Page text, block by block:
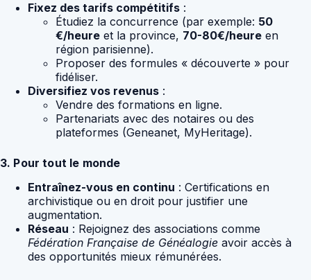
Fixez des tarifs compétitifs :
Étudiez la concurrence (par exemple: 50
€/heure et la province, 70-80€/heure en
région parisienne).
Proposer des formules « découverte » pour
fidéliser.
Diversifiez vos revenus :
Vendre des formations en ligne.
Partenariats avec des notaires ou des
plateformes (Geneanet, MyHeritage).
3. Pour tout le monde
Entraînez-vous en continu : Certifications en
archivistique ou en droit pour justifier une
augmentation.
Réseau : Rejoignez des associations comme
Fédération Française de Généalogie avoir accès à
des opportunités mieux rémunérées.